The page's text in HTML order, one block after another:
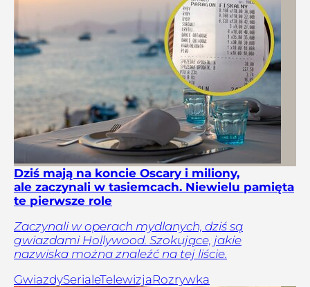
Dziś mają na koncie Oscary i miliony,
ale zaczynali w tasiemcach. Niewielu pamięta
te pierwsze role
Zaczynali w operach mydlanych, dziś są
gwiazdami Hollywood. Szokujące, jakie
nazwiska można znaleźć na tej liście.
GwiazdySerialeTelewizjaRozrywka